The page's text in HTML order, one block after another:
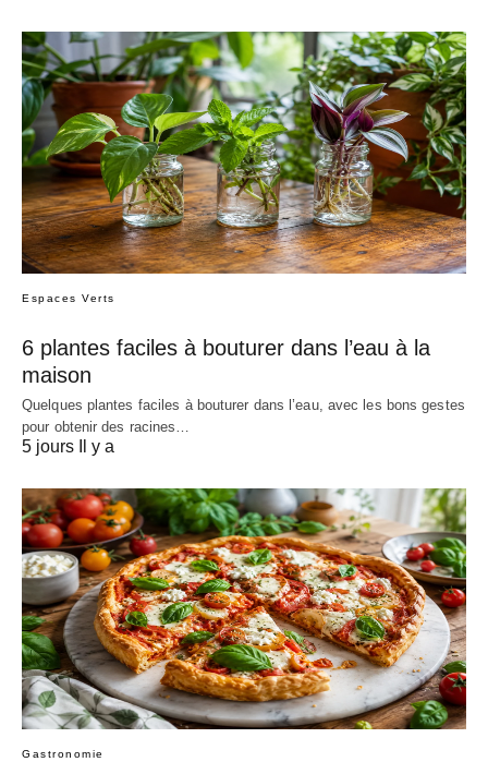
Espaces Verts
6 plantes faciles à bouturer dans l’eau à la
maison
Quelques plantes faciles à bouturer dans l’eau, avec les bons gestes
pour obtenir des racines…
5 jours Il y a
Gastronomie